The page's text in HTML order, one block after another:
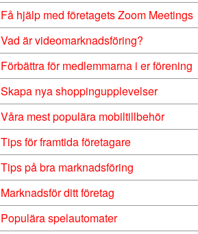
Få hjälp med företagets Zoom Meetings
Vad är videomarknadsföring?
Förbättra för medlemmarna i er förening
Skapa nya shoppingupplevelser
Våra mest populära mobiltillbehör
Tips för framtida företagare
Tips på bra marknadsföring
Marknadsför ditt företag
Populära spelautomater